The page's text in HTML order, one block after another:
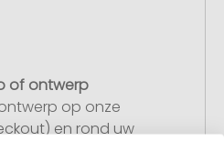
of ontwerp
op onze
en rond uw